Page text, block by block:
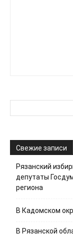
Свежие записи
Рязанский
депутаты
региона
В Кадомском
В Рязанской